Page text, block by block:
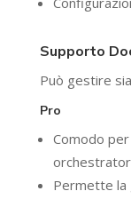
Supporto
Può gestire
Pro
Comodo
Permette la